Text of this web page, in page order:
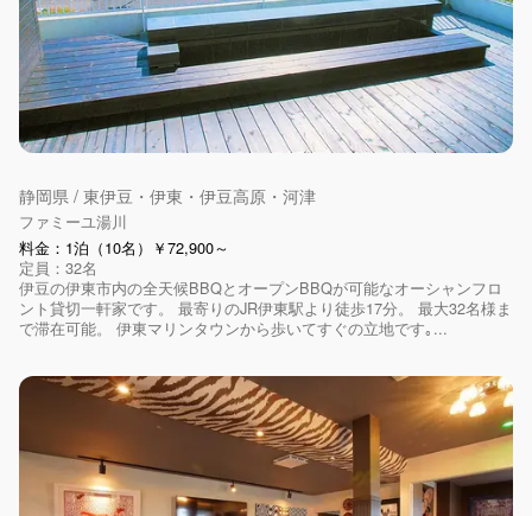
静岡県 / 東伊豆・伊東・伊豆高原・河津
ファミーユ湯川
料金：1泊（10名）￥72,900～
定員：32名
伊豆の伊東市内の全天候BBQとオープンBBQが可能なオーシャンフロ
ント貸切一軒家です。 最寄りのJR伊東駅より徒歩17分。 最大32名様ま
で滞在可能。 伊東マリンタウンから歩いてすぐの立地です｡...